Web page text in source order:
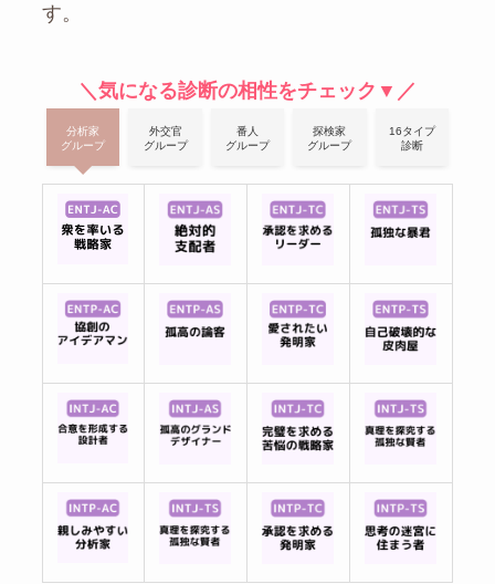
す。
＼気になる診断の相性をチェック▼／
分析家
グループ
外交官
グループ
番人
グループ
探検家
グループ
16タイプ
診断